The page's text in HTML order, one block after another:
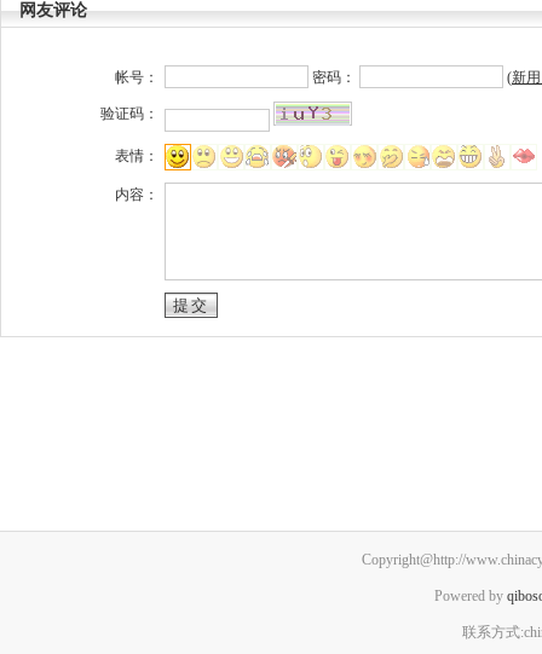
网友评论
帐号： 密码： (新
验证码：
表情：
内容：
Copyright@http://
Powered by
联系方式